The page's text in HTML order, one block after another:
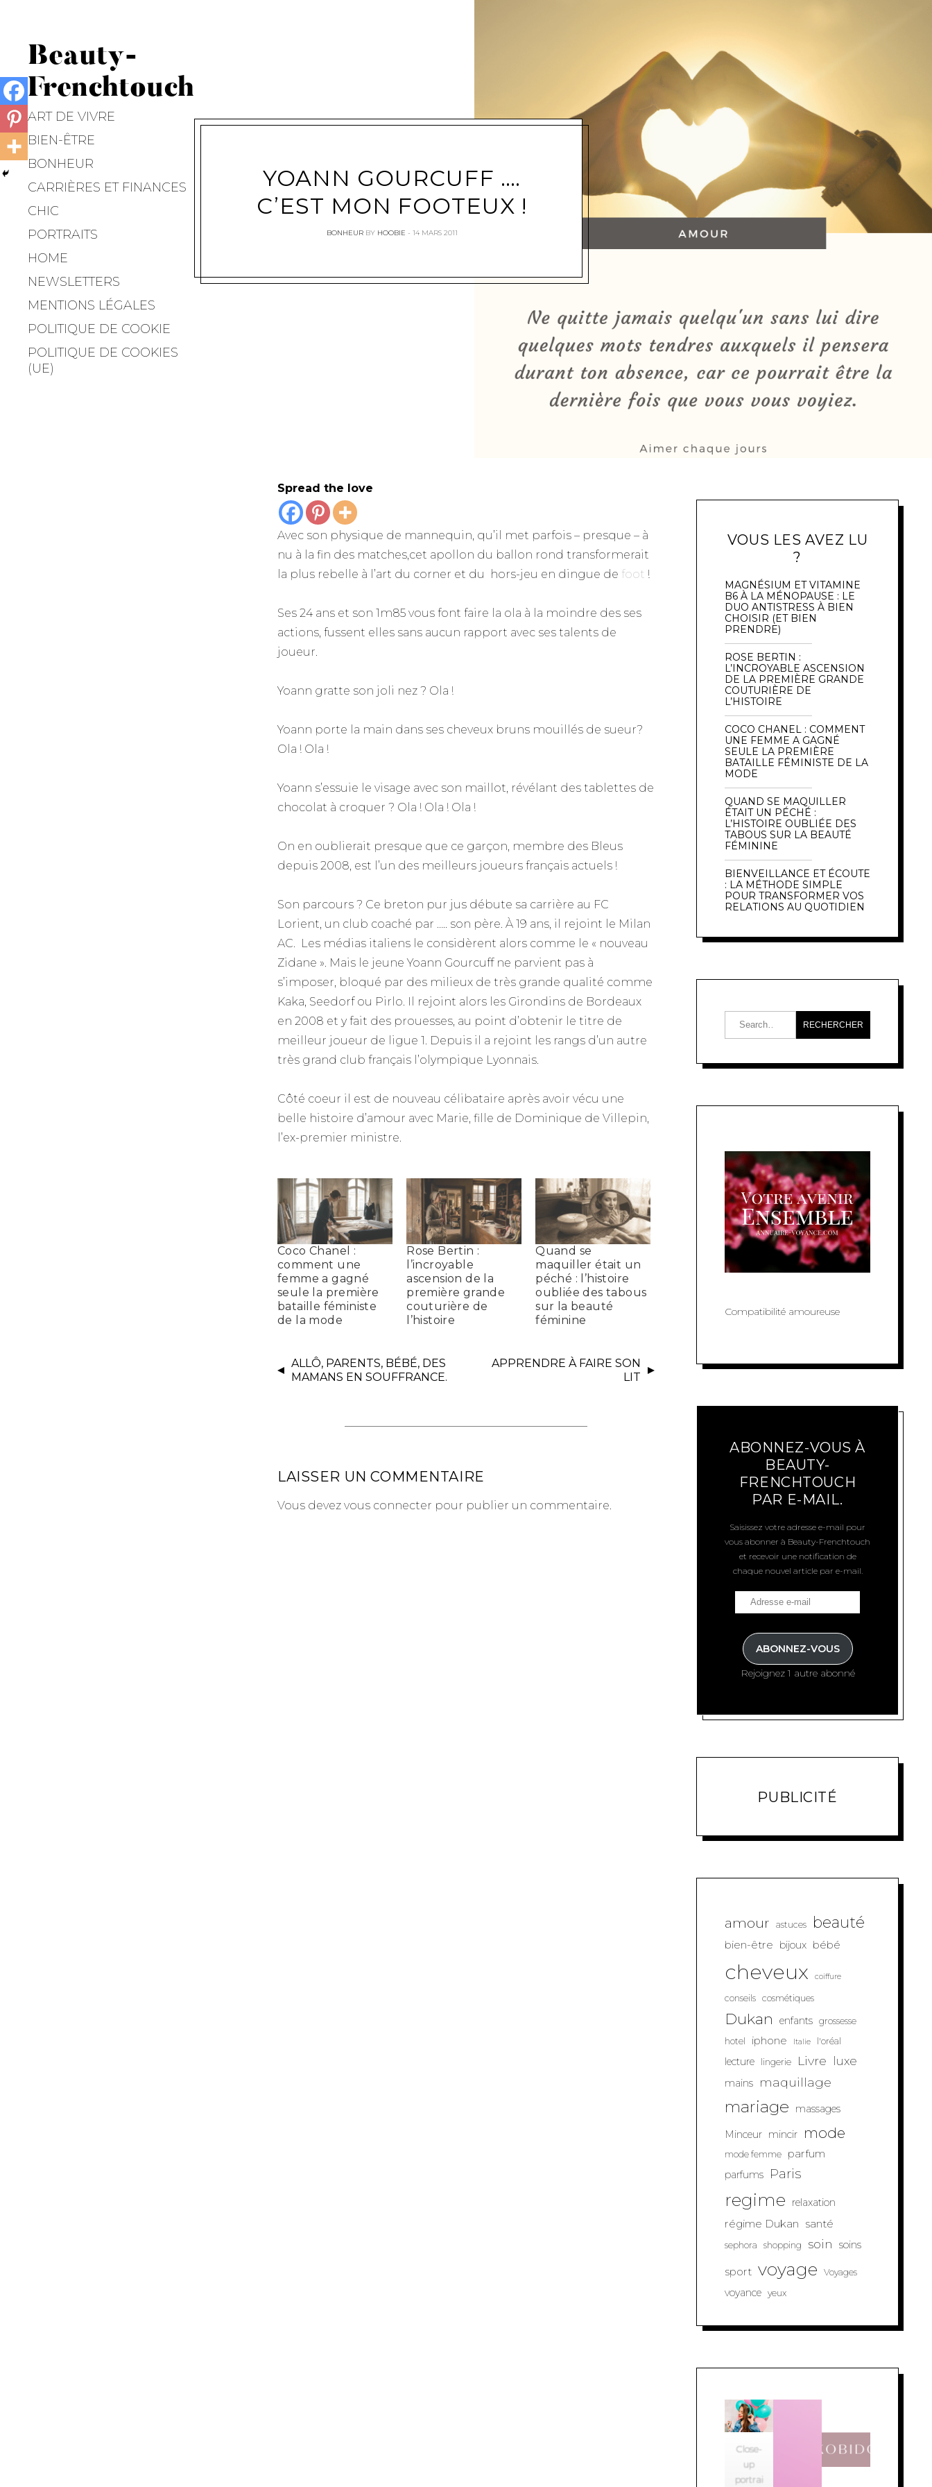
Beauty-
Frenchtouch
ART DE VIVRE
BIEN-ÊTRE
BONHEUR
CARRIÈRES ET FINANCES
CHIC
PORTRAITS
HOME
NEWSLETTERS
MENTIONS LÉGALES
POLITIQUE DE COOKIE
POLITIQUE DE COOKIES
(UE)
YOANN GOURCUFF ….
C’EST MON FOOTEUX !
BONHEUR BY HOOBIE 14 MARS 2011
Spread the love
Avec son physique de mannequin, qu’il met parfois – presque – à
nu à la fin des matches,cet apollon du ballon rond transformerait
la plus rebelle à l’art du corner et du hors-jeu en dingue de foot !
Ses 24 ans et son 1m85 vous font faire la ola à la moindre des ses
actions, fussent elles sans aucun rapport avec ses talents de
joueur.
Yoann gratte son joli nez ? Ola !
Yoann porte la main dans ses cheveux bruns mouillés de sueur?
Ola ! Ola !
Yoann s’essuie le visage avec son maillot, révélant des tablettes de
chocolat à croquer ? Ola ! Ola ! Ola !
On en oublierait presque que ce garçon, membre des Bleus
depuis 2008, est l’un des meilleurs joueurs français actuels !
Son parcours ? Ce breton pur jus débute sa carrière au FC
Lorient, un club coaché par ….. son père. À 19 ans, il rejoint le Milan
AC. Les médias italiens le considèrent alors comme le « nouveau
Zidane ». Mais le jeune Yoann Gourcuff ne parvient pas à
s’imposer, bloqué par des milieux de très grande qualité comme
Kaka, Seedorf ou Pirlo. Il rejoint alors les Girondins de Bordeaux
en 2008 et y fait des prouesses, au point d’obtenir le titre de
meilleur joueur de ligue 1. Depuis il a rejoint les rangs d’un autre
très grand club français l’olympique Lyonnais.
Côté coeur il est de nouveau célibataire après avoir vécu une
belle histoire d’amour avec Marie, fille de Dominique de Villepin,
l’ex-premier ministre.
Coco Chanel :
comment une
femme a gagné
seule la première
bataille féministe
de la mode
Rose Bertin :
l’incroyable
ascension de la
première grande
couturière de
l’histoire
Quand se
maquiller était un
péché : l’histoire
oubliée des tabous
sur la beauté
féminine
ALLÔ, PARENTS, BÉBÉ, DES
MAMANS EN SOUFFRANCE.
APPRENDRE À FAIRE SON
LIT
LAISSER UN COMMENTAIRE
Vous devez vous connecter pour publier un commentaire.
VOUS LES AVEZ LU
?
MAGNÉSIUM ET VITAMINE
B6 À LA MÉNOPAUSE : LE
DUO ANTISTRESS À BIEN
CHOISIR (ET BIEN
PRENDRE)
ROSE BERTIN :
L’INCROYABLE ASCENSION
DE LA PREMIÈRE GRANDE
COUTURIÈRE DE
L’HISTOIRE
COCO CHANEL : COMMENT
UNE FEMME A GAGNÉ
SEULE LA PREMIÈRE
BATAILLE FÉMINISTE DE LA
MODE
QUAND SE MAQUILLER
ÉTAIT UN PÉCHÉ :
L’HISTOIRE OUBLIÉE DES
TABOUS SUR LA BEAUTÉ
FÉMININE
BIENVEILLANCE ET ÉCOUTE
: LA MÉTHODE SIMPLE
POUR TRANSFORMER VOS
RELATIONS AU QUOTIDIEN
Compatibilité amoureuse
ABONNEZ-VOUS À
BEAUTY-
FRENCHTOUCH
PAR E-MAIL.
Saisissez votre adresse e-mail pour
vous abonner à Beauty-Frenchtouch
et recevoir une notification de
chaque nouvel article par e-mail.
ABONNEZ-VOUS
Rejoignez 1 autre abonné
PUBLICITÉ
amour astuces beauté
bien-être bijoux bébé
cheveux coiffure
conseils cosmétiques
Dukan enfants grossesse
hotel
iphone Italie l'oréal
lecture lingerie Livre luxe
mains maquillage
mariage massages
Minceur mincir mode
mode femme parfum
parfums Paris
regime relaxation
régime Dukan santé
sephora shopping soin soins
sport voyage Voyages
voyance yeux
Close-
up
portrai